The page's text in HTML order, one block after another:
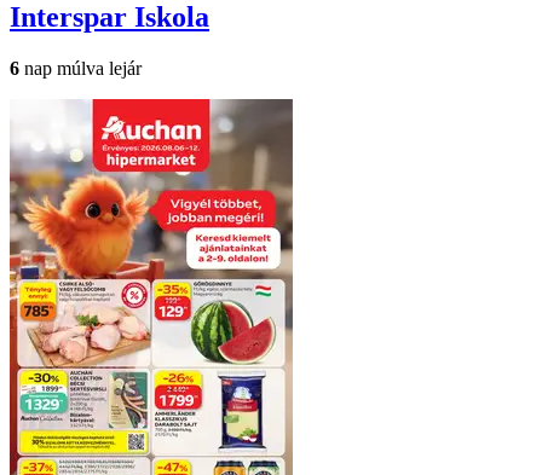
Interspar Iskola
6 nap múlva lejár